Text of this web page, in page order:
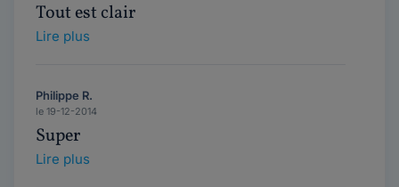
Tout est clair
Lire plus
Philippe R.
le 19-12-2014
Super
Lire plus